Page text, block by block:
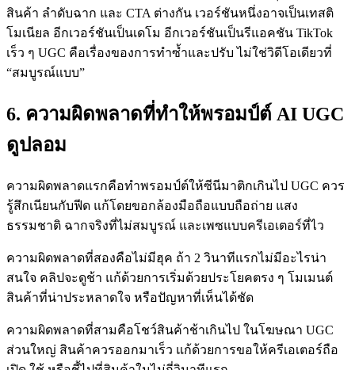
สินค้า ลำดับฉาก และ CTA ต่างกัน เวอร์ชันหนึ่งอาจเป็นเทสติ
โมเนียล อีกเวอร์ชันเป็นเดโม อีกเวอร์ชันเป็นรีแอคชัน TikTok
เร็ว ๆ UGC คือเรื่องของการทำซ้ำและปรับ ไม่ใช่วิดีโอเดียวที่
“สมบูรณ์แบบ”
6. ความผิดพลาดที่ทำให้พรอมป์ต์ AI UGC
ดูปลอม
ความผิดพลาดแรกคือทำพรอมป์ต์ให้ซีนีมาติกเกินไป UGC ควร
รู้สึกเนียนกับฟีด แก้โดยขอกล้องมือถือแบบถือถ่าย แสง
ธรรมชาติ ฉากจริงที่ไม่สมบูรณ์ และเพซแบบครีเอเตอร์ที่ไว
ความผิดพลาดที่สองคือไม่มีฮุค ถ้า 2 วินาทีแรกไม่มีอะไรน่า
สนใจ คลิปจะดูช้า แก้ด้วยการเริ่มด้วยประโยคตรง ๆ โมเมนต์
สินค้าที่น่าประหลาดใจ หรือปัญหาที่เห็นได้ชัด
ความผิดพลาดที่สามคือโชว์สินค้าช้าเกินไป ในโฆษณา UGC
ส่วนใหญ่ สินค้าควรออกมาเร็ว แก้ด้วยการขอให้ครีเอเตอร์ถือ